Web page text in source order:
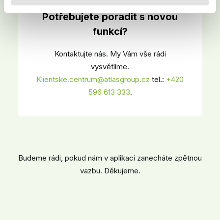
Potřebujete poradit s novou
funkcí?
Kontaktujte nás. My Vám vše rádi
vysvětlíme.
Klientske.centrum@atlasgroup.cz tel.: +420
596 613 333.
Budeme rádi, pokud nám v aplikaci zanecháte zpětnou
vazbu. Děkujeme.